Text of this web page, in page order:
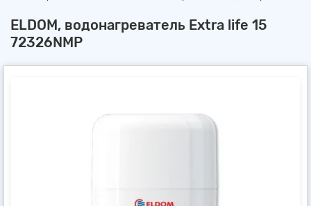
ELDOM, водонагреватель Extra life 15
72326NMP